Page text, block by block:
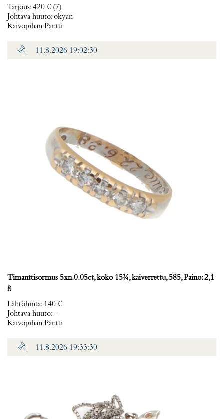
Tarjous:420 € (7)
Johtava huuto:okyan
Kaivopihan Pantti
11.8.2026 19:02:30
Timanttisormus 5xn.0.05ct, koko 15¾, kaiverrettu, 585, Paino: 2,1
g
Lähtöhinta: 140 €
Johtava huuto:-
Kaivopihan Pantti
11.8.2026 19:33:30